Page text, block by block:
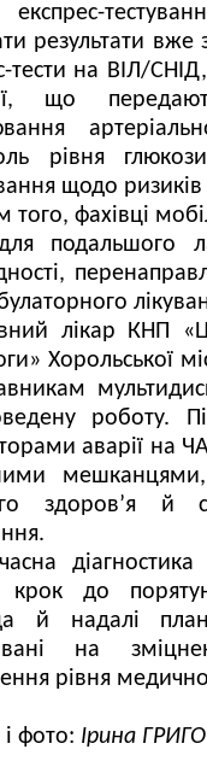
експрес-
результати
тести на ВІЛ/
що
рівня
щодо ризиків
того, фахівці
подальшого
лікар КНП
Хорольської
роботу.
аварії на
мешканцями,
здоров’я й
крок до
й надалі
на
рівня
фото: Ірина